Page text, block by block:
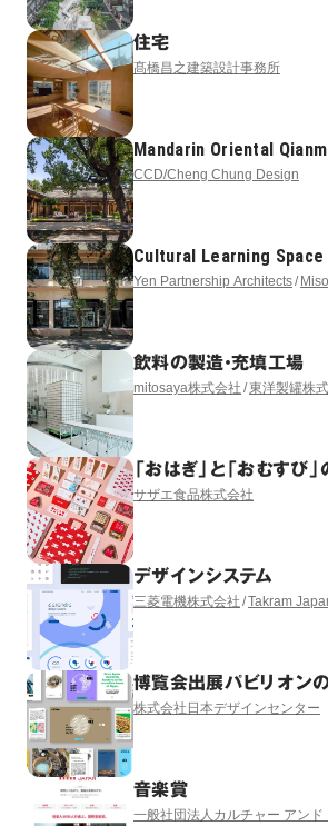
住宅
髙橋昌之建築設計事務所
Mandarin Oriental
CCD/Cheng Chung Design
Cultural Learning Space
Yen Partnership Architects
飲料の製造・充填工場
mitosaya株式会社 東洋製罐株
「おはぎ」と「おむすび
サザエ食品株式会社
デザインシステム
三菱電機株式会社 Takram
博覧会出展パビリオン
株式会社日本デザインセンター
音楽賞
一般社団法人カルチャー アン